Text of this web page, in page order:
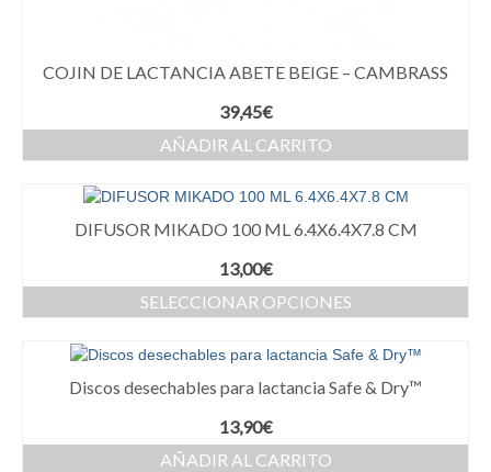
COJIN DE LACTANCIA ABETE BEIGE – CAMBRASS
39,45€
AÑADIR AL CARRITO
DIFUSOR MIKADO 100 ML 6.4X6.4X7.8 CM
13,00€
SELECCIONAR OPCIONES
Discos desechables para lactancia Safe & Dry™
13,90€
AÑADIR AL CARRITO